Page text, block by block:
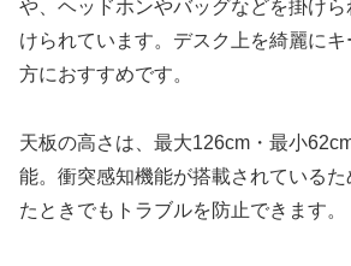
や、ヘッドホンやバッグなどを掛け
けられています。デスク上を綺麗に
方におすすめです。
天板の高さは、最大126cm・最小
能。衝突感知機能が搭載されている
たときでもトラブルを防止できます。